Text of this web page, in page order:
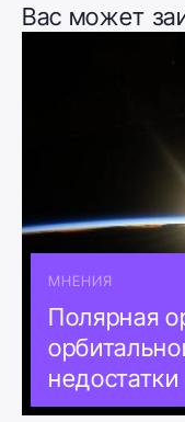
Вас может
МНЕНИЯ
Полярная
недостатки